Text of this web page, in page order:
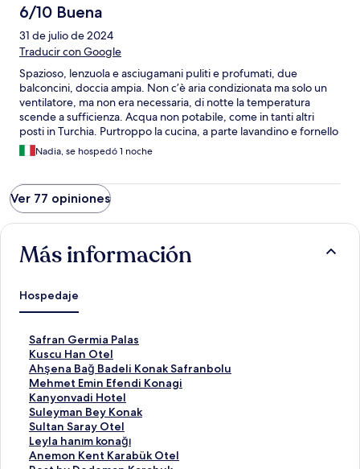
6/10 Buena
31 de julio de 2024
Traducir con Google
Spazioso, lenzuola e asciugamani puliti e profumati, due
balconcini, doccia ampia. Non c’è aria condizionata ma solo un
ventilatore, ma non era necessaria, di notte la temperatura
scende a sufficienza. Acqua non potabile, come in tanti altri
posti in Turchia. Purtroppo la cucina, a parte lavandino e fornello
che erano puliti, era sporca, non è stata pulita da tempo e quasi
completamente priva di stoviglie. Necessita di una bella
Nadia, se hospedó 1 noche
Ver 77 opiniones
Más información
Hospedaje
Safran Germia Palas
E
n
l
a
c
e
p
a
r
Kuscu Han Otel
E
n
l
a
c
e
p
a
Ahşena Bağ Badeli Konak Safranbolu
E
n
l
a
c
e
p
Mehmet Emin Efendi Konagi
E
n
l
a
c
e
Kanyonvadi Hotel
E
n
l
a
c
Suleyman Bey Konak
E
n
l
a
Sultan Saray Otel
E
n
l
Leyla hanım konağı
E
n
Anemon Kent Karabük Otel
E